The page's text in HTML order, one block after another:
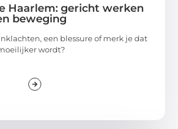
Haarlem: gericht werken
beweging
een blessure of merk je dat
wordt?